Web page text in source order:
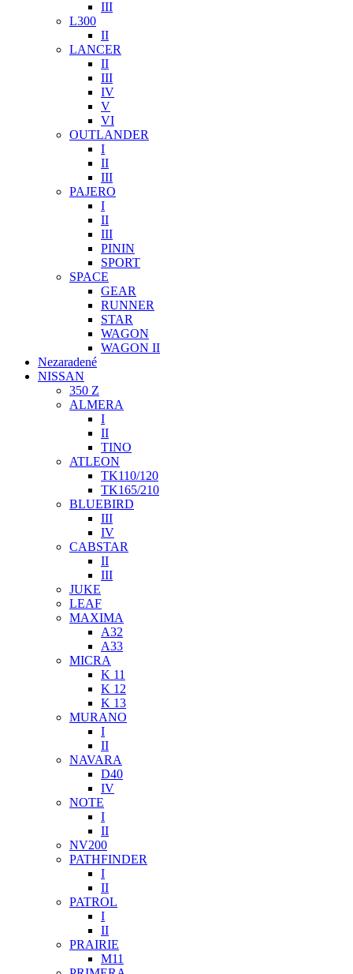
III
L300
II
LANCER
II
III
IV
V
VI
OUTLANDER
I
II
III
PAJERO
I
II
III
PININ
SPORT
SPACE
GEAR
RUNNER
STAR
WAGON
WAGON II
Nezaradené
NISSAN
350 Z
ALMERA
I
II
TINO
ATLEON
TK110/120
TK165/210
BLUEBIRD
III
IV
CABSTAR
II
III
JUKE
LEAF
MAXIMA
A32
A33
MICRA
K 11
K 12
K 13
MURANO
I
II
NAVARA
D40
IV
NOTE
I
II
NV200
PATHFINDER
I
II
PATROL
I
II
PRAIRIE
M11